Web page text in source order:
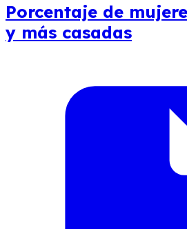
Porcentaje de
y más casadas